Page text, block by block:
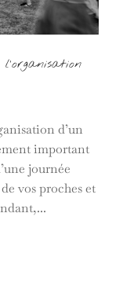
d’un
important
journée
vos proches et